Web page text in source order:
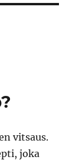
vitsaus.
joka